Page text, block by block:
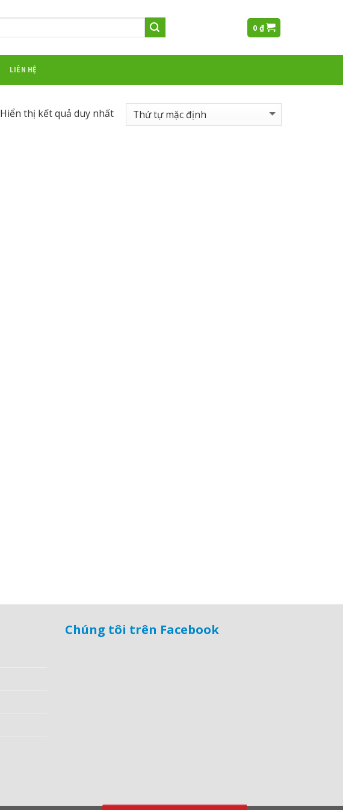
0 ₫
LIÊN HỆ
Hiển thị kết quả duy nhất
Chúng tôi trên Facebook